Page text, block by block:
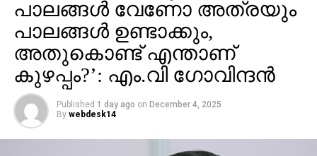
പാലങ്ങള്‍ വേണോ അത്രയും
പാലങ്ങള്‍ ഉണ്ടാക്കും,
അതുകൊണ്ട് എന്താണ്
കുഴപ്പം?’: എം.വി ഗോവിന്ദന്‍
Published 1 day ago on December 4, 2025
By webdesk14